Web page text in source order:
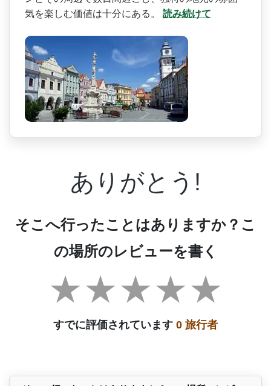
気を楽しむ価値は十分にある。 読み続けて
ありがとう!
そこへ行ったことはありますか？こ
の場所のレビューを書く
すでに評価されています 0 旅行者